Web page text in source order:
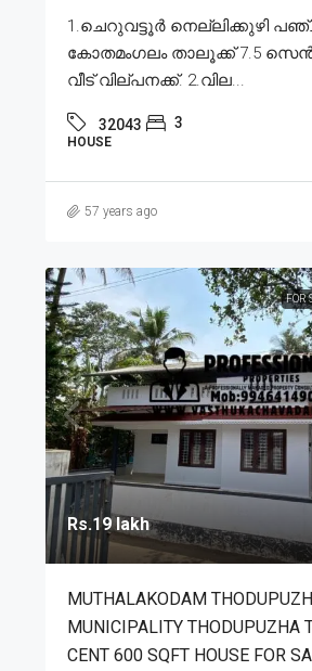
1.ചെറുവട്ടൂർ നെല്ലിക്കുഴി
കോതമംഗലം താലൂക്ക് 7.5 സെൻ്റ്
വീട് വില്പനക്ക്. 2.വില...
32043 3
HOUSE
57 years ago
FOR
Rs.19 lakh
MUTHALAKODAM
MUNICIPALITY THODUPUZHA
CENT 600 SQFT HOUSE FOR